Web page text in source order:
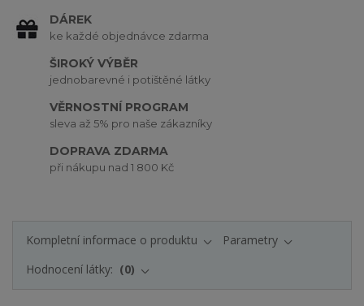
DÁREK
ke každé objednávce zdarma
ŠIROKÝ VÝBĚR
jednobarevné i potištěné látky
VĚRNOSTNÍ PROGRAM
sleva až 5% pro naše zákazníky
DOPRAVA ZDARMA
při nákupu nad 1 800 Kč
Kompletní informace o produktu
Parametry
Hodnocení látky:
0